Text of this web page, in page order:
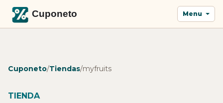
Menu
Cuponeto/Tiendas/myfruits
TIENDA